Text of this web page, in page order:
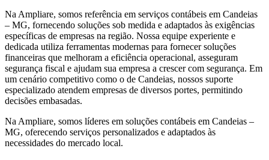
Na Ampliare, somos referência em serviços contábeis em Candeias
– MG, fornecendo soluções sob medida e adaptados às exigências
específicas de empresas na região. Nossa equipe experiente e
dedicada utiliza ferramentas modernas para fornecer soluções
financeiras que melhoram a eficiência operacional, asseguram
segurança fiscal e ajudam sua empresa a crescer com segurança. Em
um cenário competitivo como o de Candeias, nossos suporte
especializado atendem empresas de diversos portes, permitindo
decisões embasadas.
Na Ampliare, somos líderes em soluções contábeis em Candeias –
MG, oferecendo serviços personalizados e adaptados às
necessidades do mercado local.